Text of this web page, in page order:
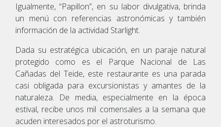
Igualmente, “Papillon”, en su labor divulgativa, brinda
un menú con referencias astronómicas y también
información de la actividad Starlight.
Dada su estratégica ubicación, en un paraje natural
protegido como es el Parque Nacional de Las
Cañadas del Teide, este restaurante es una parada
casi obligada para excursionistas y amantes de la
naturaleza. De media, especialmente en la época
estival, recibe unos mil comensales a la semana que
acuden interesados por el astroturismo.